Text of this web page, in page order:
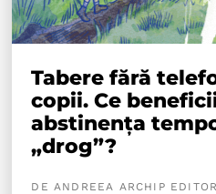
Tabere fără
copii. Ce
abstinența
„drog”?
DE ANDREEA ARCHIP